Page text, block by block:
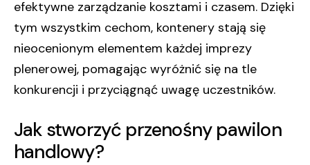
efektywne zarządzanie kosztami i czasem. Dzięki
tym wszystkim cechom, kontenery stają się
nieocenionym elementem każdej imprezy
plenerowej, pomagając wyróżnić się na tle
konkurencji i przyciągnąć uwagę uczestników.
Jak stworzyć przenośny pawilon
handlowy?